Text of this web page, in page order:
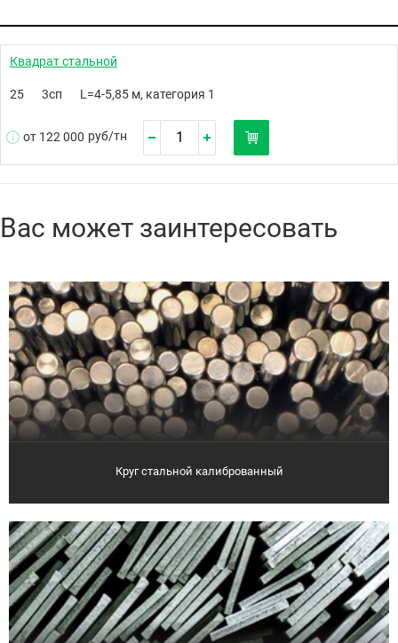
Квадрат стальной
25 3сп L=4-5,85 м, категория 1
от 122 000 руб/тн
Вас может заинтересовать
Круг стальной калиброванный